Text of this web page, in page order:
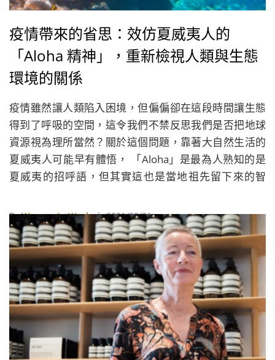
疫情帶來的省思：效仿夏威夷人的
「Aloha 精神」，重新檢視人類與生態
環境的關係
疫情雖然讓人類陷入困境，但偏偏卻在這段時間讓生態
得到了呼吸的空間，這令我們不禁反思我們是否把地球
資源視為理所當然？關於這個問題，靠著大自然生活的
夏威夷人可能早有體悟， 「Aloha」是最為人熟知的是
夏威夷的招呼語，但其實這也是當地祖先留下來的智
ByWomen In Work| 2021/08/21